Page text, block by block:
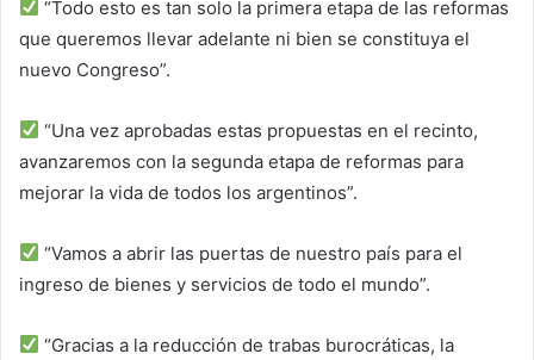
“Todo esto es tan solo la primera etapa de las reformas
que queremos llevar adelante ni bien se constituya el
nuevo Congreso”.
“Una vez aprobadas estas propuestas en el recinto,
avanzaremos con la segunda etapa de reformas para
mejorar la vida de todos los argentinos”.
“Vamos a abrir las puertas de nuestro país para el
ingreso de bienes y servicios de todo el mundo”.
“Gracias a la reducción de trabas burocráticas, la